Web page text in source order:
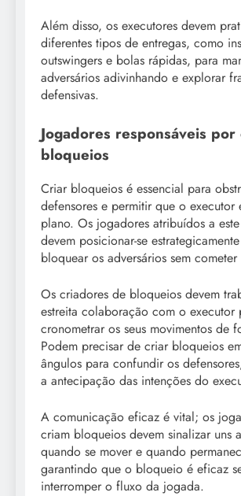
Além disso, os executores devem
diferentes tipos de entregas, como
outswingers e bolas rápidas, para
adversários adivinhando e explorar
defensivas.
Jogadores responsáveis
bloqueios
Criar bloqueios é essencial para
defensores e permitir que o executor
plano. Os jogadores atribuídos a
devem posicionar-se
bloquear os adversários sem cometer
Os criadores de bloqueios devem
estreita colaboração com o executor
cronometrar os seus movimentos de
Podem precisar de criar bloqueios
ângulos para confundir os
a antecipação das intenções do
A comunicação eficaz é vital; os
criam bloqueios devem sinalizar uns
quando se mover e quando
garantindo que o bloqueio é eficaz
interromper o fluxo da jogada.